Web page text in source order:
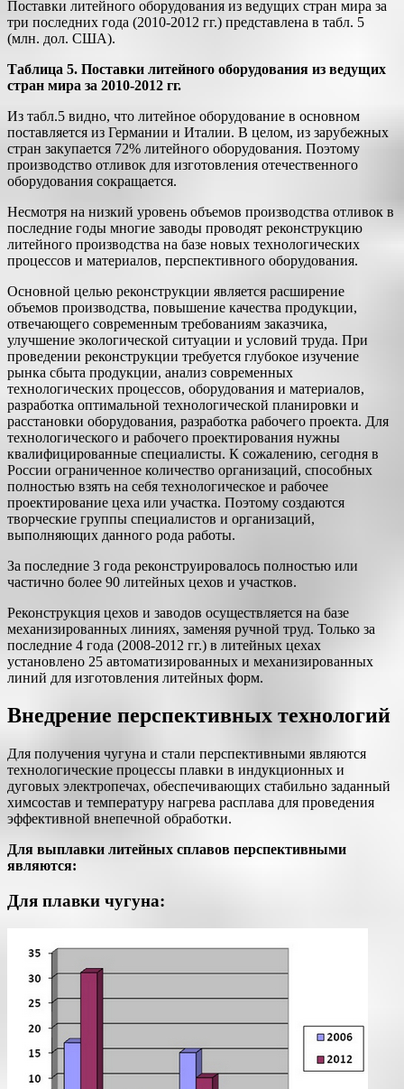
Поставки литейного оборудования из ведущих стран мира за
три последних года (2010-2012 гг.) представлена в табл. 5
(млн. дол. США).
Таблица 5. Поставки литейного оборудования из ведущих
стран мира за 2010-2012 гг.
Из табл.5 видно, что литейное оборудование в основном
поставляется из Германии и Италии. В целом, из зарубежных
стран закупается 72% литейного оборудования. Поэтому
производство отливок для изготовления отечественного
оборудования сокращается.
Несмотря на низкий уровень объемов производства отливок в
последние годы многие заводы проводят реконструкцию
литейного производства на базе новых технологических
процессов и материалов, перспективного оборудования.
Основной целью реконструкции является расширение
объемов производства, повышение качества продукции,
отвечающего современным требованиям заказчика,
улучшение экологической ситуации и условий труда. При
проведении реконструкции требуется глубокое изучение
рынка сбыта продукции, анализ современных
технологических процессов, оборудования и материалов,
разработка оптимальной технологической планировки и
расстановки оборудования, разработка рабочего проекта. Для
технологического и рабочего проектирования нужны
квалифицированные специалисты. К сожалению, сегодня в
России ограниченное количество организаций, способных
полностью взять на себя технологическое и рабочее
проектирование цеха или участка. Поэтому создаются
творческие группы специалистов и организаций,
выполняющих данного рода работы.
За последние 3 года реконструировалось полностью или
частично более 90 литейных цехов и участков.
Реконструкция цехов и заводов осуществляется на базе
механизированных линиях, заменяя ручной труд. Только за
последние 4 года (2008-2012 гг.) в литейных цехах
установлено 25 автоматизированных и механизированных
линий для изготовления литейных форм.
Внедрение перспективных технологий
Для получения чугуна и стали перспективными являются
технологические процессы плавки в индукционных и
дуговых электропечах, обеспечивающих стабильно заданный
химсостав и температуру нагрева расплава для проведения
эффективной внепечной обработки.
Для выплавки литейных сплавов перспективными
являются:
Для плавки чугуна: